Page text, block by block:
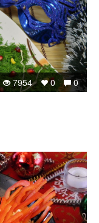
0
0
7954